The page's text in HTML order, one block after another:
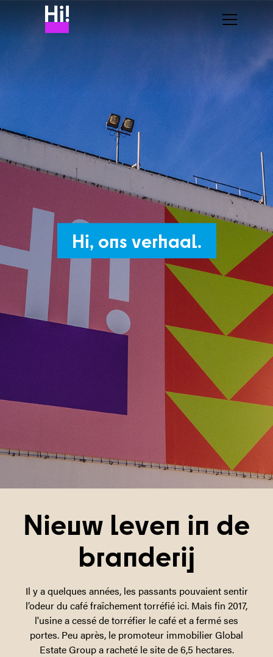
Hi, ons verhaal.
Nieuw leven in de
branderij
Il y a quelques années, les passants pouvaient sentir
l’odeur du café fraîchement torréfié ici. Mais fin 2017,
l'usine a cessé de torréfier le café et a fermé ses
portes. Peu après, le promoteur immobilier Global
Estate Group a racheté le site de 6,5 hectares.